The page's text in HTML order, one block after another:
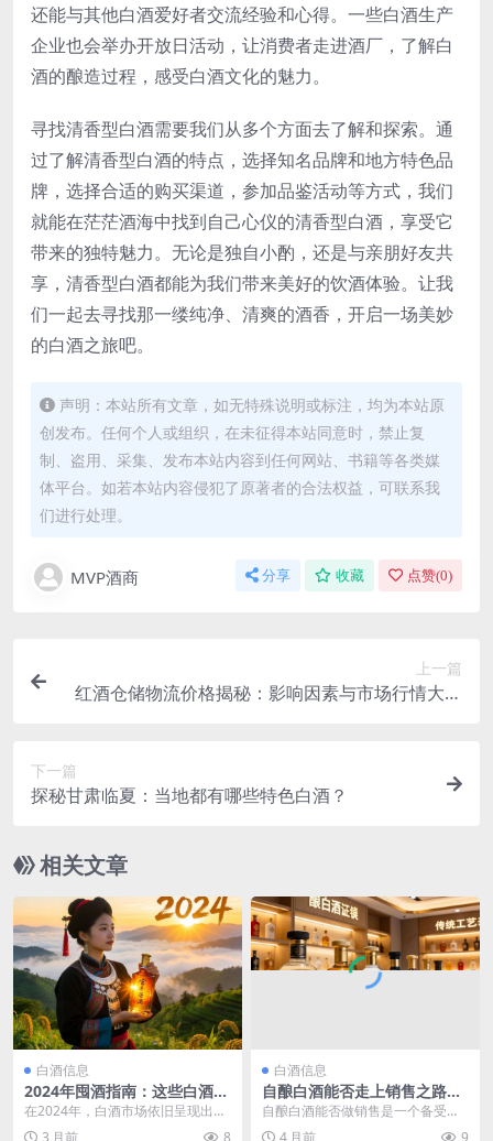
还能与其他白酒爱好者交流经验和心得。一些白酒生产
企业也会举办开放日活动，让消费者走进酒厂，了解白
酒的酿造过程，感受白酒文化的魅力。
寻找清香型白酒需要我们从多个方面去了解和探索。通
过了解清香型白酒的特点，选择知名品牌和地方特色品
牌，选择合适的购买渠道，参加品鉴活动等方式，我们
就能在茫茫酒海中找到自己心仪的清香型白酒，享受它
带来的独特魅力。无论是独自小酌，还是与亲朋好友共
享，清香型白酒都能为我们带来美好的饮酒体验。让我
们一起去寻找那一缕纯净、清爽的酒香，开启一场美妙
的白酒之旅吧。
声明：本站所有文章，如无特殊说明或标注，均为本站原
创发布。任何个人或组织，在未征得本站同意时，禁止复
制、盗用、采集、发布本站内容到任何网站、书籍等各类媒
体平台。如若本站内容侵犯了原著者的合法权益，可联系我
们进行处理。
MVP酒商 分享 收藏 点赞(0)
上一篇
红酒仓储物流价格揭秘：影响因素与市场行情大剖
下一篇
探秘甘肃临夏：当地都有哪些特色白酒？
相关文章
白酒信息
2024年囤酒指南：这些白酒值
得入手
在2024年，白酒市场依旧呈现出繁
荣且复杂的态势，对于众多白酒爱
3 月前 8
白酒信息
自酿白酒能否走上销售之路？
这些要点你得知道
自酿白酒能否做销售是一个备受关
注且具有争议性的话题。在现实生
4 月前 9